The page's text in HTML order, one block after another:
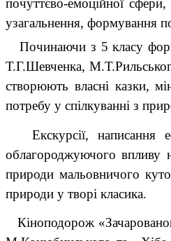
узагальнення, формування
Починаючи з 5 класу
Т.Г.Шевченка,
створюють власні казки,
потребу у спілкуванні з
Екскурсії, написання
облагороджуючого впливу
природи мальовничого
природи у творі класика.
Кіноподорож